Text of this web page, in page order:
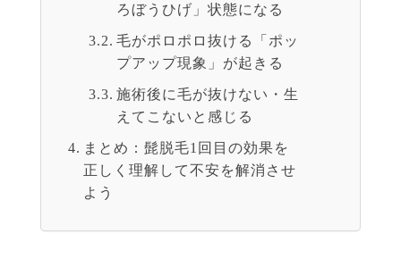
ろぼうひげ」状態になる
毛がポロポロ抜ける「ポッ
プアップ現象」が起きる
施術後に毛が抜けない・生
えてこないと感じる
まとめ：髭脱毛1回目の効果を
正しく理解して不安を解消させ
よう